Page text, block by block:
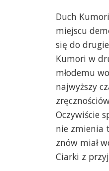
Duch
miejscu
się do
Kumori w
młodemu
najwyższy
Oczywiście
nie zmienia
znów miał
Ciarki z